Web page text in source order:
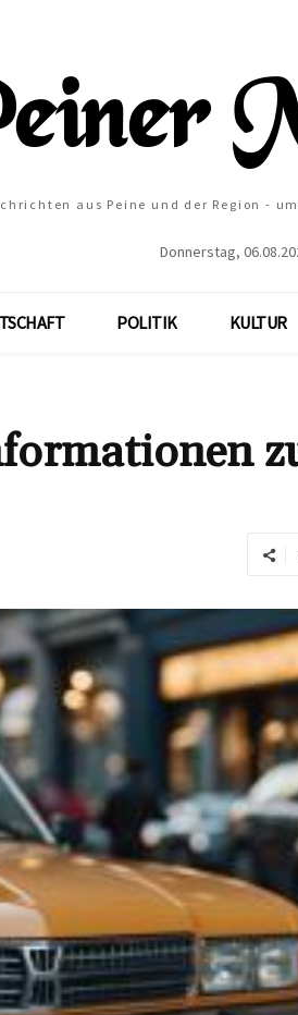
aus Peine und der Region -
Donnerstag,
POLITIK KULTUR